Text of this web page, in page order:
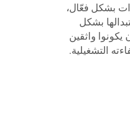
بشكل فعّال،
بشكل
واثقين
التشغيلية.